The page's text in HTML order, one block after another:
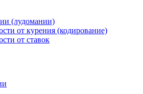
(лудомании)
от курения (кодирование)
от ставок